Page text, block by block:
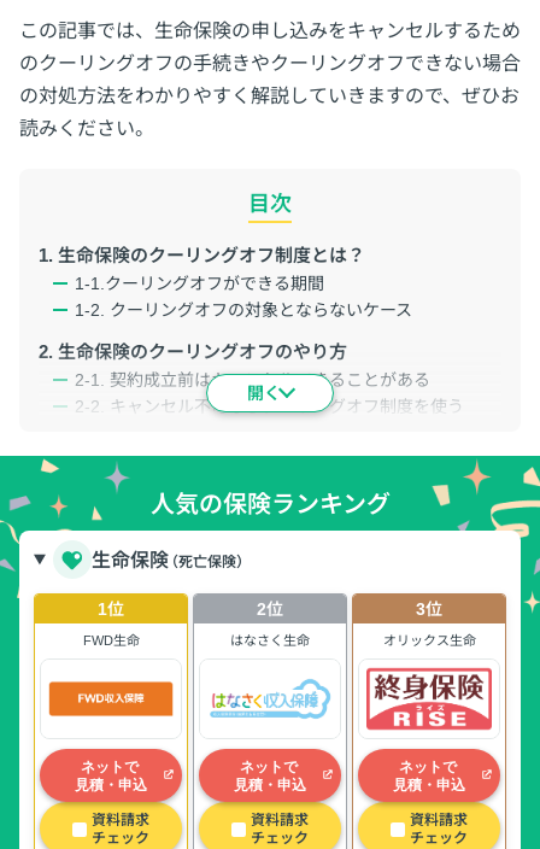
この記事では、生命保険の申し込みをキャンセルするため
のクーリングオフの手続きやクーリングオフできない場合
の対処方法をわかりやすく解説していきますので、ぜひお
読みください。
目次
1. 生命保険のクーリングオフ制度とは？
1-1.クーリングオフができる期間
1-2. クーリングオフの対象とならないケース
2. 生命保険のクーリングオフのやり方
2-1. 契約成立前はキャンセルできることがある
2-2. キャンセル不可ならクーリングオフ制度を使う
3. キャンセル・クーリングオフができない場合は解約と
いう方法もある
3-1. 即解約することで保険費用は最小限に抑えられる
3-2. 生命保険の解約手続きについて
4. 保障が妥当なのであれば後日見直す・解約という選択
も
5. まとめ：生命保険はクーリングオフや解約ができるの
人気の保険ランキング
生命保険 （死亡保険）
1位
FWD生命
ネットで
見積・申込
資料請求
チェック
2位
はなさく生命
ネットで
見積・申込
資料請求
チェック
3位
オリックス生命
ネットで
見積・申込
資料請求
チェック